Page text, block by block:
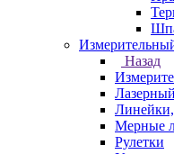
Назад
Мерные
Рулетки